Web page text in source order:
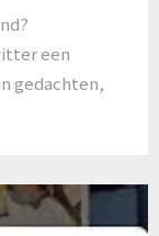
een
gedachten,